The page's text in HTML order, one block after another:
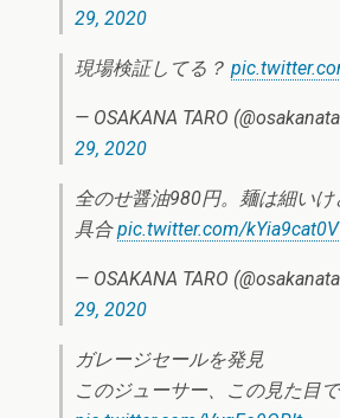
29, 2020
現場検証してる？
— OSAKANA TARO
29, 2020
全のせ醤油980円。麺は細い
具合pic.twitter.com/kYia9cat0V
— OSAKANA TARO
29, 2020
ガレージセールを発見
このジューサー、この見た目